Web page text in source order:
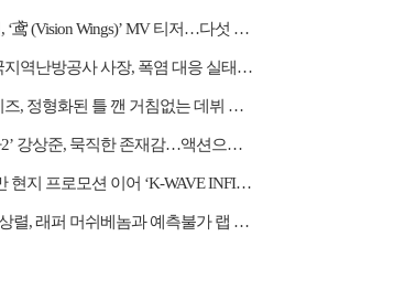
웨이션브이, ‘鸢 (Vision Wings)’ MV 티저…다섯 전사들의 강렬한 비상
하동근 한국지역난방공사 사장, 폭염 대응 실태 점검 "안전관리에 최선을 다할 것"
웨이프 보이즈, 정형화된 틀 깬 거침없는 데뷔 행보
‘재벌X형사2’ 강상준, 묵직한 존재감…액션으로 강렬 포문
뉴비트, 대만 현지 프로모션 이어 ‘K-WAVE INFINITY’ 무대 오른다
‘살림남’ 지상렬, 래퍼 머쉬베놈과 예측불가 랩 수업